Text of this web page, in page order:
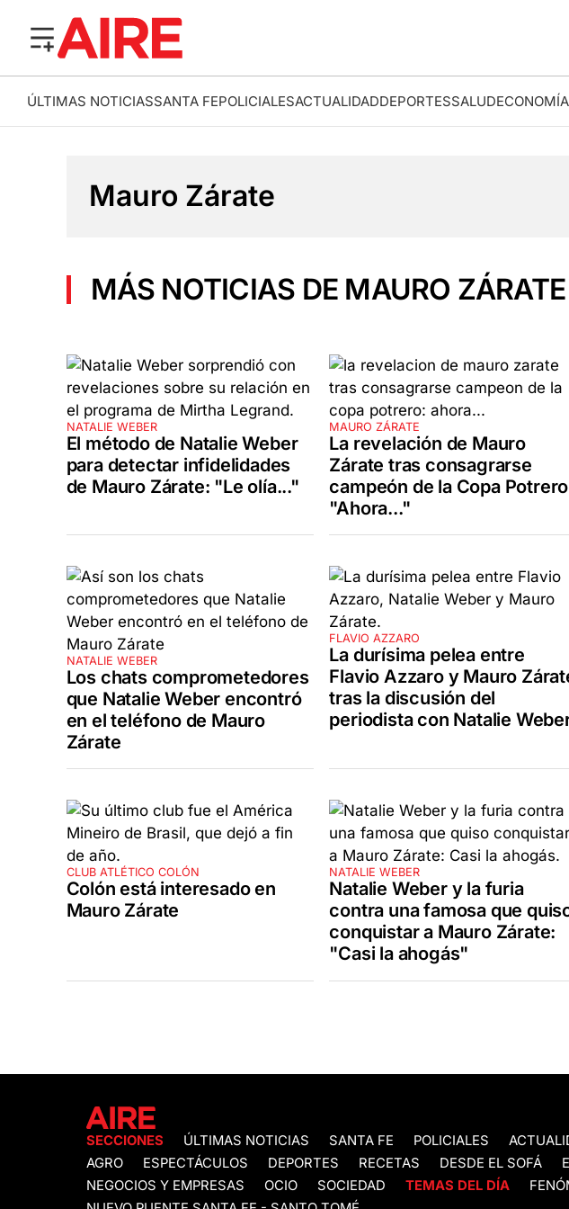
ÚLTIMAS NOTICIASSANTA FEPOLICIALESACTUALIDADDEPORTESSALUDECONOMÍA
Mauro Zárate
MÁS NOTICIAS DE MAURO ZÁRATE
NATALIE WEBER
El método de Natalie Weber
para detectar infidelidades
de Mauro Zárate: "Le olía..."
MAURO ZÁRATE
La revelación de Mauro
Zárate tras consagrarse
campeón de la Copa
"Ahora..."
NATALIE WEBER
Los chats comprometedores
que Natalie Weber encontró
en el teléfono de Mauro
Zárate
FLAVIO AZZARO
La durísima pelea entre
Flavio Azzaro y Mauro
tras la discusión del
periodista con Natalie
CLUB ATLÉTICO COLÓN
Colón está interesado en
Mauro Zárate
NATALIE WEBER
Natalie Weber y la furia
contra una famosa que
conquistar a Mauro Zárate:
"Casi la ahogás"
SECCIONES ÚLTIMAS NOTICIAS SANTA FE POLICIALES
AGRO
ESPECTÁCULOS DEPORTES RECETAS DESDE EL SOFÁ
NEGOCIOS Y EMPRESAS
OCIO SOCIEDAD TEMAS DEL DÍA